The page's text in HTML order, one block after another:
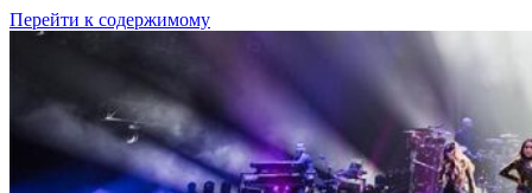
Перейти к содержимому